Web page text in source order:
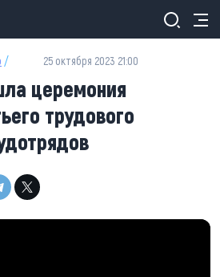
/ 25 октября 2023 21:00
церемония
трудового